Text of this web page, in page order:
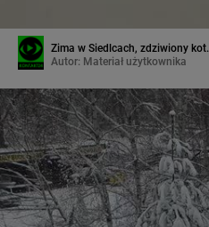
Zima w Siedlcach, zdziwiony kot.
Autor: Materiał użytkownika